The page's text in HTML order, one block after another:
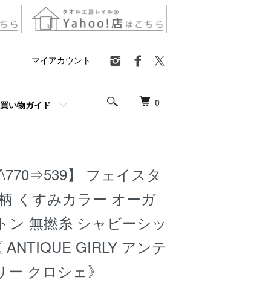
0
い物ガイド
マイアカウント
\770⇒539】 フェイスタ
くすみカラー オーガ
ン 無撚糸 シャビーシッ
GIRLY アンテ
ー クロシェ》